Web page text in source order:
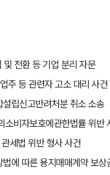
전환 등 기업 분리 자문
주 등 관련자 고소 대리 사건
립신고반려처분 취소 소송
소비자보호에관한법률 위반
세법 위반 형사 사건
에 따른 용지매매계약 보상